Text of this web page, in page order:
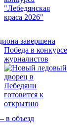
завершена
Победа в конкурсе
журналистов
в объезд